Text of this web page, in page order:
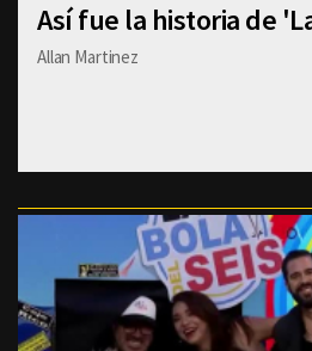
Así fue la historia de
Allan Martinez